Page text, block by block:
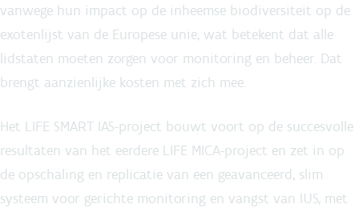
vanwege hun impact op de inheemse biodiversiteit op de
exotenlijst van de Europese unie, wat betekent dat alle
lidstaten moeten zorgen voor monitoring en beheer. Dat
brengt aanzienlijke kosten met zich mee.
Het LIFE SMART IAS-project bouwt voort op de succesvolle
resultaten van het eerdere LIFE MICA-project en zet in op
de opschaling en replicatie van een geavanceerd, slim
systeem voor gerichte monitoring en vangst van IUS, met